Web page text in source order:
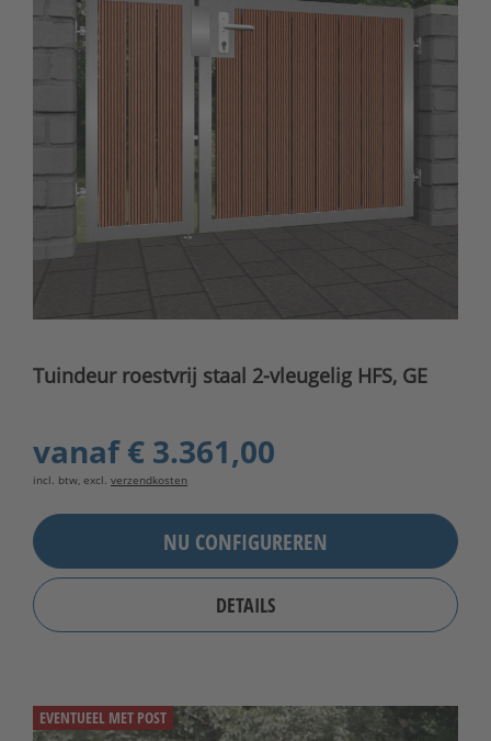
Tuindeur roestvrij staal 2-vleugelig HFS, GE
vanaf€ 3.361,00
incl. btw, excl. verzendkosten
NU CONFIGUREREN
DETAILS
EVENTUEEL MET POST